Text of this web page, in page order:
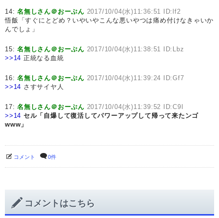
14:名無しさん＠おーぷん 2017/10/04(水)11:36:51 ID:lf2
悟飯「すぐにとどめ？いやいやこんな悪いやつは痛め付けなきゃいか
んでしょ」
15:名無しさん＠おーぷん 2017/10/04(水)11:38:51 ID:Lbz
>>14 正統なる血統
16:名無しさん＠おーぷん 2017/10/04(水)11:39:24 ID:Gf7
>>14 さすサイヤ人
17:名無しさん＠おーぷん 2017/10/04(水)11:39:52 ID:C9I
>>14 セル「自爆して復活してパワーアップして帰って来たンゴ
www」
コメント 0件
コメントはこちら